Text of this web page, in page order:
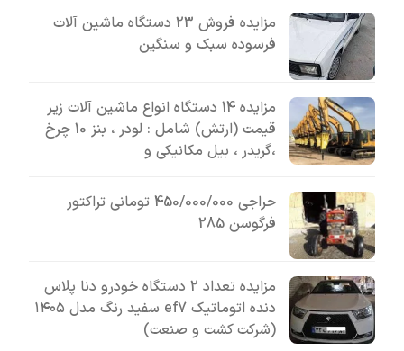
مزایده فروش 23 دستگاه ماشین آلات
فرسوده سبک و سنگین
مزایده 14 دستگاه انواع ماشین آلات زیر
قیمت (ارتش) شامل : لودر ، بنز 10 چرخ
،گریدر ، بیل مکانیکی و
حراجی 450/000/000 تومانی تراکتور
فرگوسن 285
مزایده تعداد 2 دستگاه خودرو دنا پلاس
دنده اتوماتیک ef7 سفید رنگ مدل ۱۴۰۵
(شرکت کشت و صنعت)